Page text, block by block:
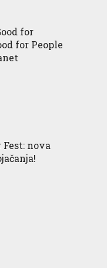
for
for People
Fest: nova